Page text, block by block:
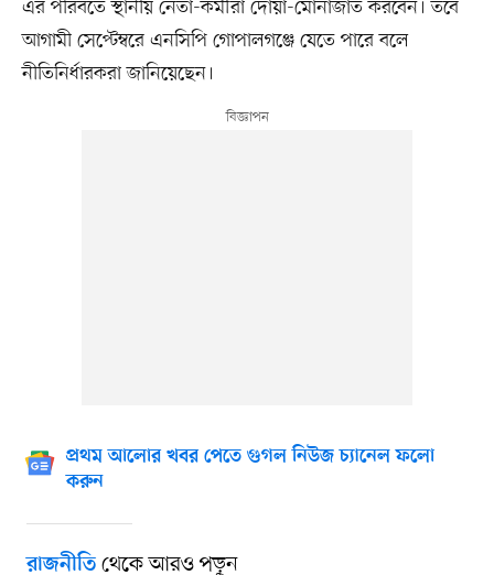
এর পরিবর্তে স্থানীয় নেতা-কর্মীরা দোয়া-মোনাজাত করবেন। তবে
আগামী সেপ্টেম্বরে এনসিপি গোপালগঞ্জে যেতে পারে বলে
নীতিনির্ধারকরা জানিয়েছেন।
প্রথম আলোর খবর পেতে গুগল নিউজ চ্যানেল ফলো
করুন
রাজনীতিথেকে আরও পড়ুন